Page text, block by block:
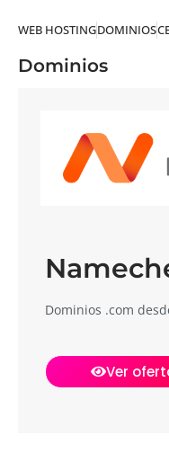
WEB HOSTINGDOMINIOS
Dominios
Dominios .com
Ver